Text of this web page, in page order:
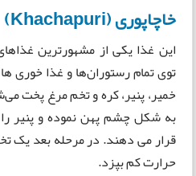
خاچاپوری (Khachapuri)
این غذا یکی از مشهورترین
توی تمام رستوران‌ها و غذا خوری
خمیر، پنیر، کره و تخم مرغ پخت
به شکل چشم پهن نموده و پنیر
قرار می دهند. در مرحله بعد یک
حرارت کم بپزد.